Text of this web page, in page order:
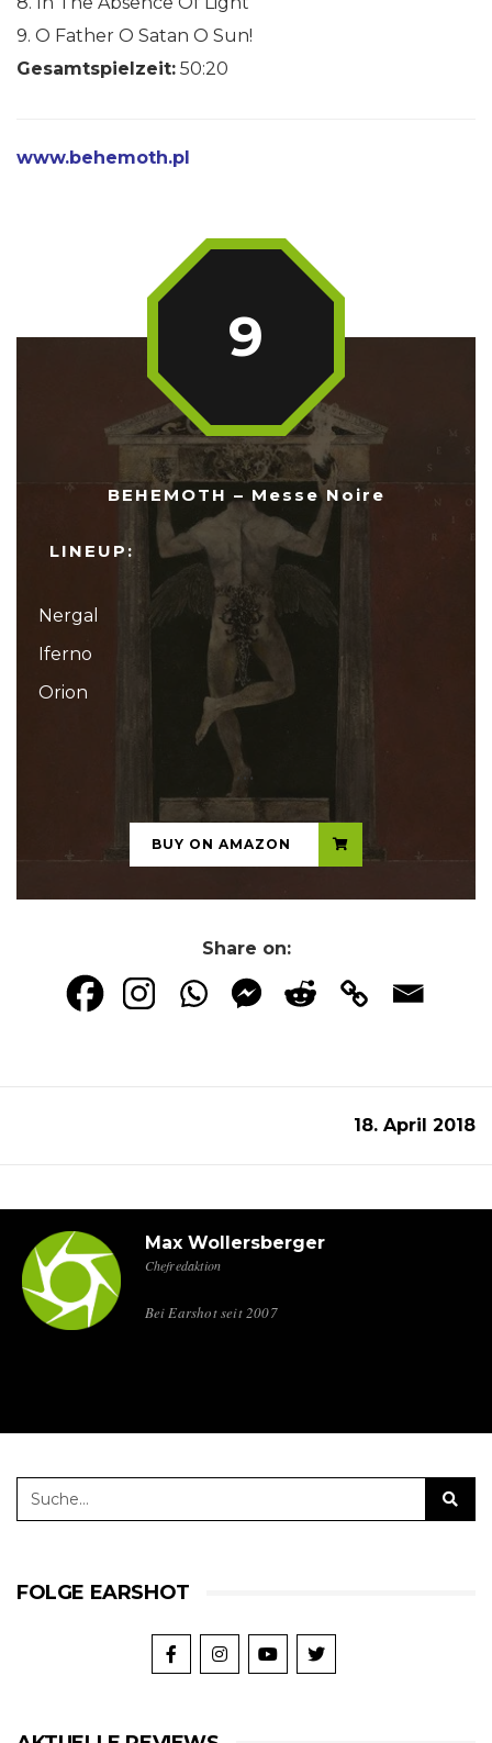
9. O Father O Satan O Sun!
Gesamtspielzeit: 50:20
www.behemoth.pl
BEHEMOTH – Messe Noire
LINEUP:
Nergal
Iferno
Orion
9
...
BUY ON AMAZON
Share on:
18. April 2018
Max Wollersberger
Chefredaktion
Bei Earshot seit 2007
FOLGE EARSHOT